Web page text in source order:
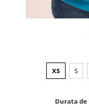
Jachete de lucru
Halate medicale polar -
Sorturi restaurante
XS S
Durata